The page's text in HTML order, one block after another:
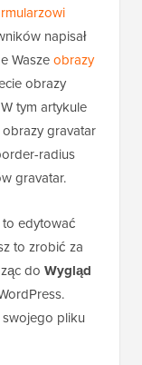
napisał
Waszeobrazy
obrazy
tym artykule
gravatar
radius
gravatar.
to edytować
to zrobić za
do Wygląd
pliku